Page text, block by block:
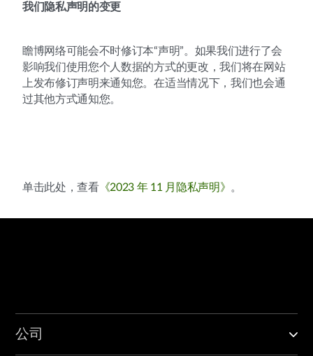
我们隐私声明的变更
瞻博网络可能会不时修订本“声明”。如果我们进行了会
影响我们使用您个人数据的方式的更改，我们将在网站
上发布修订声明来通知您。在适当情况下，我们也会通
过其他方式通知您。
单击此处，查看《2023 年 11 月隐私声明》 。
公司